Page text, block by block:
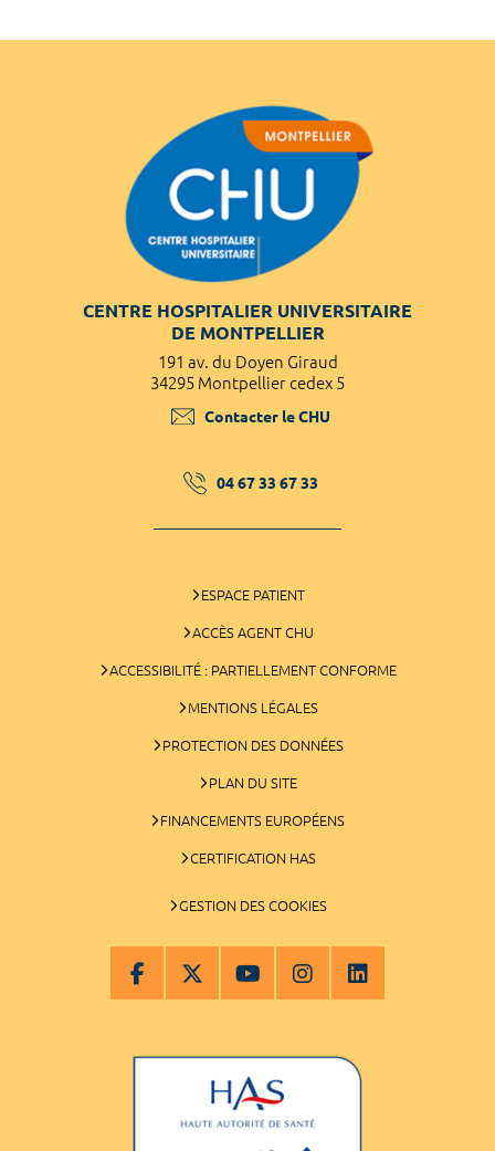
CENTRE HOSPITALIER UNIVERSITAIRE
DE MONTPELLIER
191 av. du Doyen Giraud
34295 Montpellier cedex 5
Contacter le CHU
04 67 33 67 33
ESPACE PATIENT
ACCÈS AGENT CHU
ACCESSIBILITÉ : PARTIELLEMENT CONFORME
MENTIONS LÉGALES
PROTECTION DES DONNÉES
PLAN DU SITE
FINANCEMENTS EUROPÉENS
CERTIFICATION HAS
GESTION DES COOKIES